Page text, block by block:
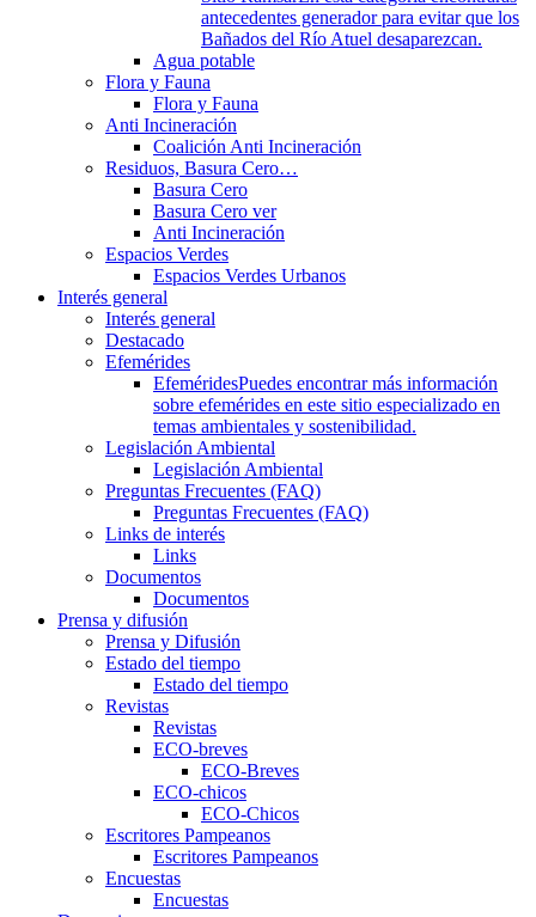
antecedentes generador para evitar que los
Bañados del Río Atuel desaparezcan.
Agua potable
Flora y Fauna
Flora y Fauna
Anti Incineración
Coalición Anti Incineración
Residuos, Basura Cero…
Basura Cero
Basura Cero ver
Anti Incineración
Espacios Verdes
Espacios Verdes Urbanos
Interés general
Interés general
Destacado
Efemérides
EfeméridesPuedes encontrar más información
sobre efemérides en este sitio especializado en
temas ambientales y sostenibilidad.
Legislación Ambiental
Legislación Ambiental
Preguntas Frecuentes (FAQ)
Preguntas Frecuentes (FAQ)
Links de interés
Links
Documentos
Documentos
Prensa y difusión
Prensa y Difusión
Estado del tiempo
Estado del tiempo
Revistas
Revistas
ECO-breves
ECO-Breves
ECO-chicos
ECO-Chicos
Escritores Pampeanos
Escritores Pampeanos
Encuestas
Encuestas